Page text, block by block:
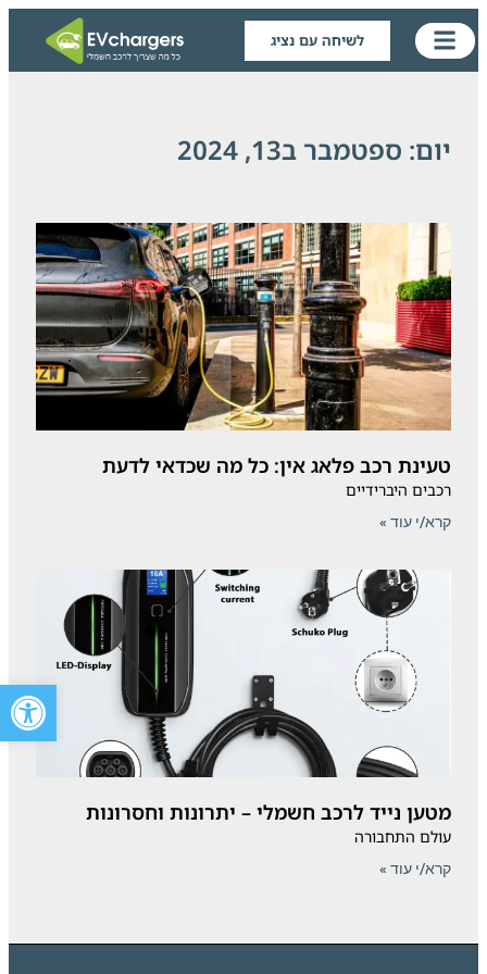
פתח
לשיחה עם נציג
יום: ספטמבר ב13, 2024
טעינת רכב פלאג אין: כל מה שכדאי לדעת
רכבים היברידיים
קרא/י עוד »
מטען נייד לרכב חשמלי – יתרונות וחסרונות
עולם התחבורה
קרא/י עוד »